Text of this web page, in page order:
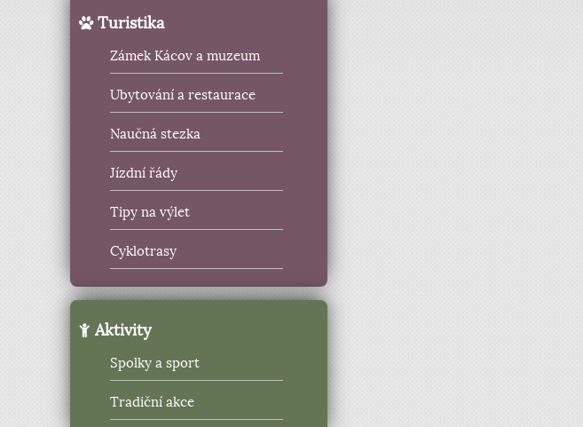
Turistika
Zámek Kácov a muzeum
Ubytování a restaurace
Naučná stezka
Jízdní řády
Tipy na výlet
Cyklotrasy
Aktivity
Spolky a sport
Tradiční akce